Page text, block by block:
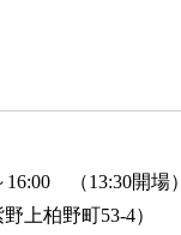
（13:30開場）
上柏野町53-4）